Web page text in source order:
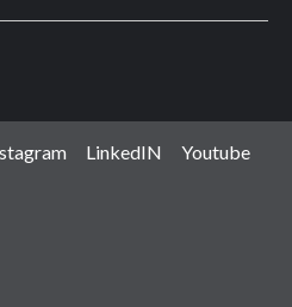
LinkedIN Youtube